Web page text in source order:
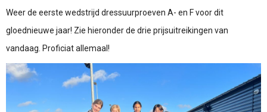
Weer de eerste wedstrijd dressuurproeven A- en F voor dit
gloednieuwe jaar! Zie hieronder de drie prijsuitreikingen van
vandaag. Proficiat allemaal!